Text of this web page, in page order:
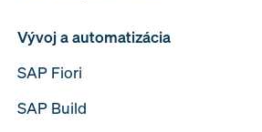
Vývoj a automatizácia
SAP Fiori
SAP Build